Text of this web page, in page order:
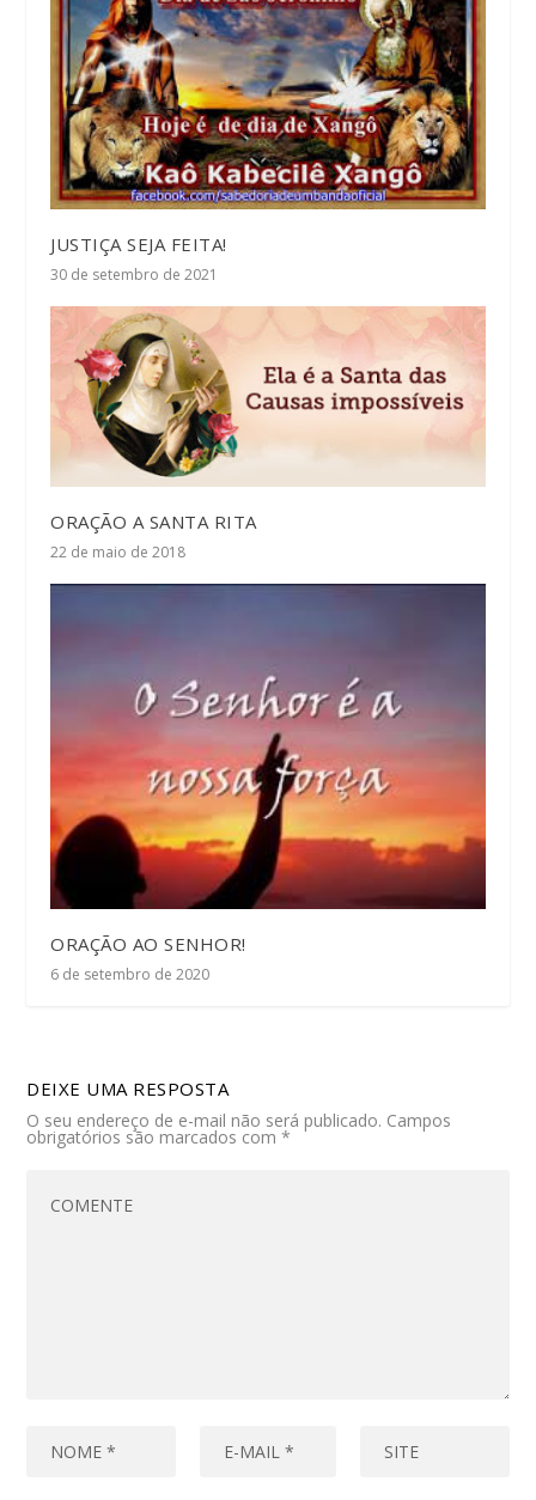
JUSTIÇA SEJA FEITA!
30 de setembro de 2021
ORAÇÃO A SANTA RITA
22 de maio de 2018
ORAÇÃO AO SENHOR!
6 de setembro de 2020
DEIXE UMA RESPOSTA
O seu endereço de e-mail não será publicado. Campos
obrigatórios são marcados com*